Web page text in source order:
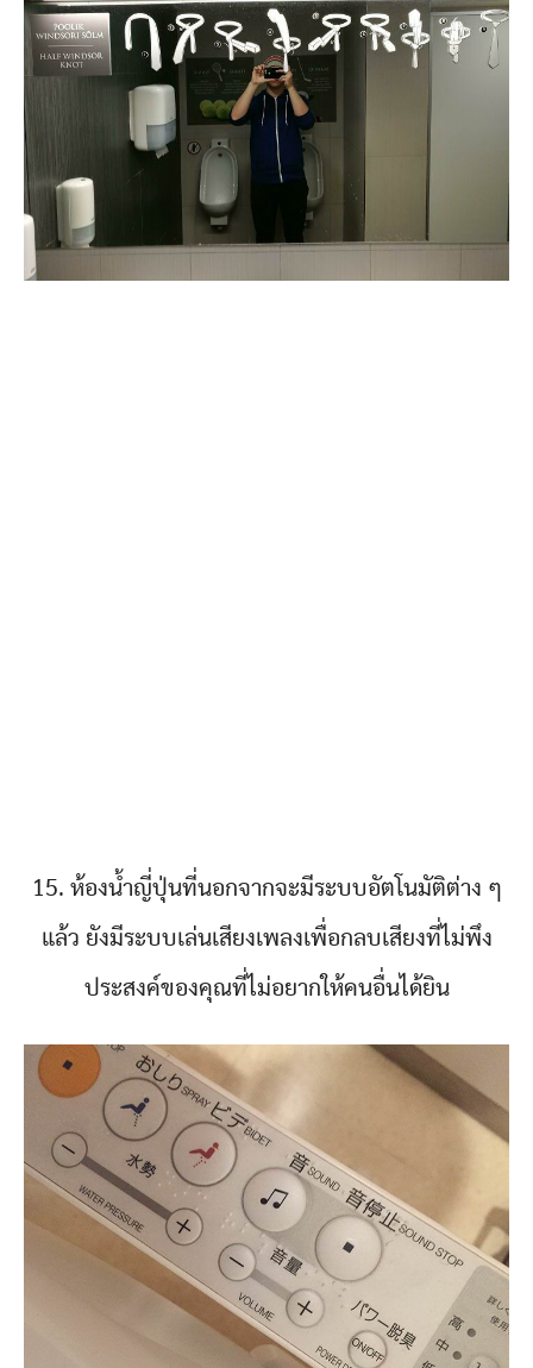
15. ห้องน้ำญี่ปุ่นที่นอกจากจะมีระบบอัตโนมัติต่าง ๆ
แล้ว ยังมีระบบเล่นเสียงเพลงเพื่อกลบเสียงที่ไม่พึง
ประสงค์ของคุณที่ไม่อยากให้คนอื่นได้ยิน